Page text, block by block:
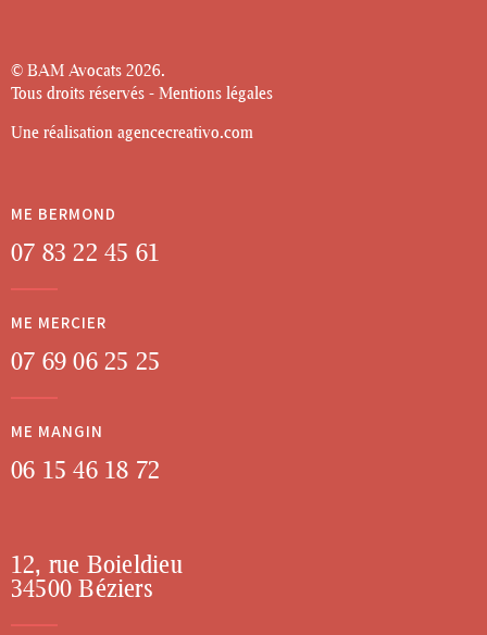
© BAM Avocats 2026.
Tous droits réservés - Mentions légales
Une réalisation agencecreativo.com
ME BERMOND
07 83 22 45 61
ME MERCIER
07 69 06 25 25
ME MANGIN
06 15 46 18 72
12, rue Boieldieu
34500 Béziers